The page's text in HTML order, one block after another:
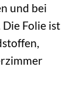
und bei
Folie ist